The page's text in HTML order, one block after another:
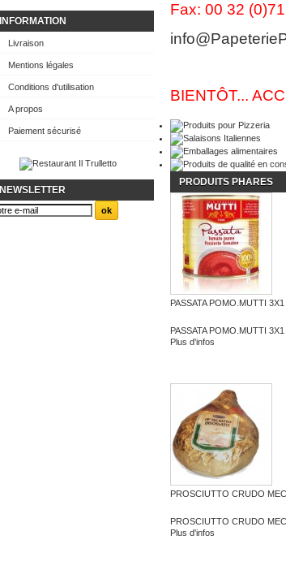
INFORMATION
Livraison
Mentions légales
Conditions d'utilisation
A propos
Paiement sécurisé
NEWSLETTER
Fax: 00 32
BIENTÔT...
PRODUITS PHARES
PASSATA POMO.MUTTI
PASSATA POMO.MUTTI
Plus d'infos
PROSCIUTTO CRUDO
PROSCIUTTO CRUDO
Plus d'infos